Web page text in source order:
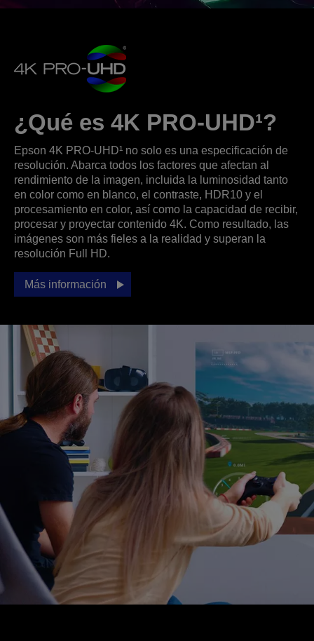
¿Qué es 4K PRO-UHD¹?
Epson 4K PRO-UHD¹ no solo es una especificación de
resolución. Abarca todos los factores que afectan al
rendimiento de la imagen, incluida la luminosidad tanto
en color como en blanco, el contraste, HDR10 y el
procesamiento en color, así como la capacidad de recibir,
procesar y proyectar contenido 4K. Como resultado, las
imágenes son más fieles a la realidad y superan la
resolución Full HD.
Más información